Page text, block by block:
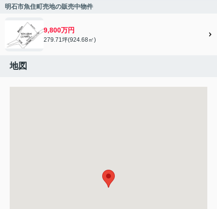
明石市魚住町売地の販売中物件
9,800万円
279.71坪(924.68㎡)
地図